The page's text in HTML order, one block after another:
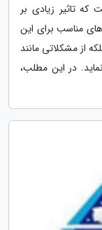
تاثیر زیادی بر
مناسب برای این
از مشکلاتی مانند
در این مطلب،